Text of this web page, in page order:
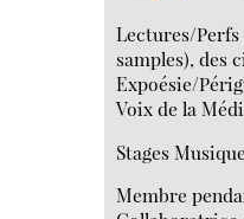
Lectures/
samples), des
Expoésie/
Voix de la
Stages
Membre